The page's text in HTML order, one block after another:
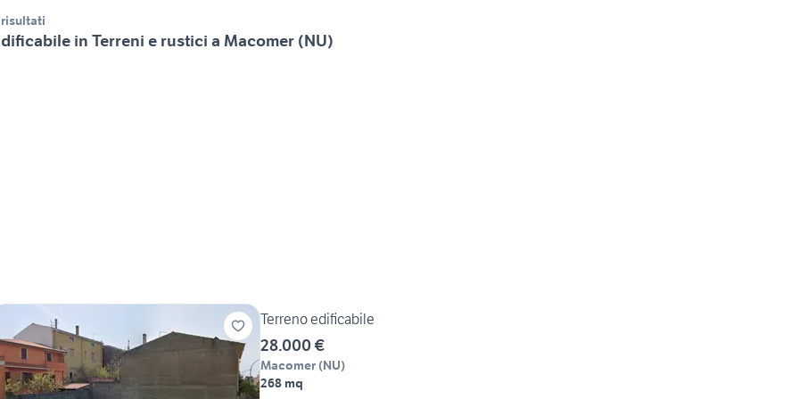
in Terreni e rustici a Macomer (NU)
Terreno edificabile
28.000 €
Macomer (NU)
268 mq